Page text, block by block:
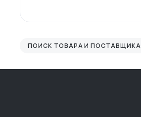
ПОИСК ТОВАРА И ПОСТАВЩИКА